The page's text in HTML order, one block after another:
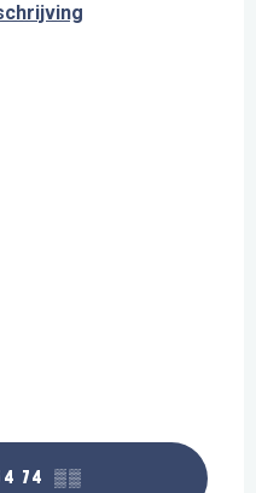
74 ▒▒